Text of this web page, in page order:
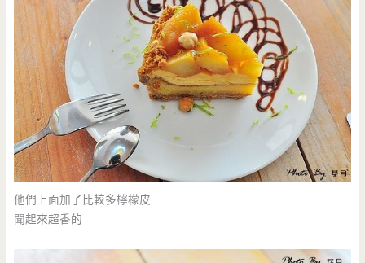
他們上面加了比較多檸檬皮
聞起來超香的